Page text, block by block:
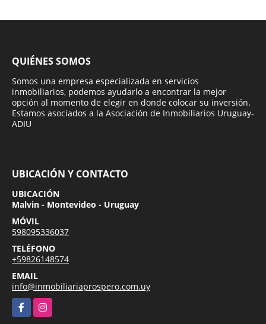
QUIÉNES SOMOS
Somos una empresa especializada en servicios
inmobiliarios, podemos ayudarlo a encontrar la mejor
opción al momento de elegir en donde colocar su inversión.
Estamos asociados a la Asociación de Inmobiliarios Uruguay-
ADIU
UBICACIÓN Y CONTACTO
UBICACIÓN
Malvin - Montevideo - Uruguay
MÓVIL
598095336037
TELÉFONO
+59826148574
EMAIL
info@inmobiliariaprospero.com.uy
FacebookInstagram